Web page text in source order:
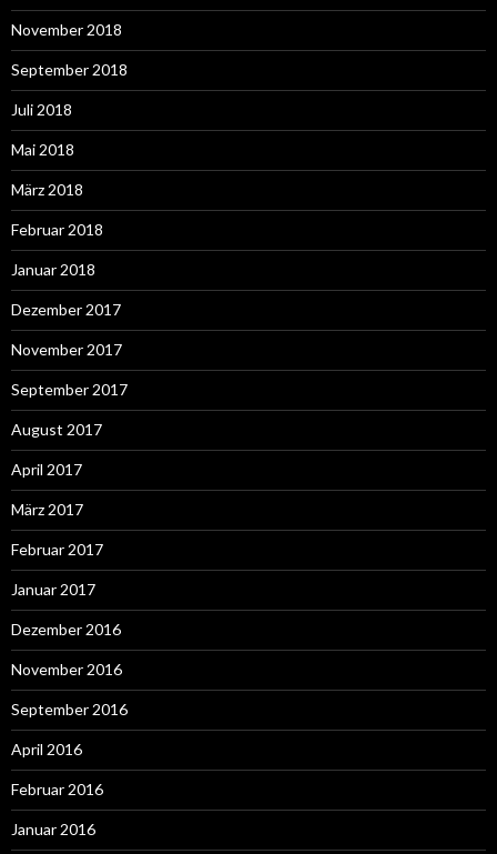
November 2018
September 2018
Juli 2018
Mai 2018
März 2018
Februar 2018
Januar 2018
Dezember 2017
November 2017
September 2017
August 2017
April 2017
März 2017
Februar 2017
Januar 2017
Dezember 2016
November 2016
September 2016
April 2016
Februar 2016
Januar 2016